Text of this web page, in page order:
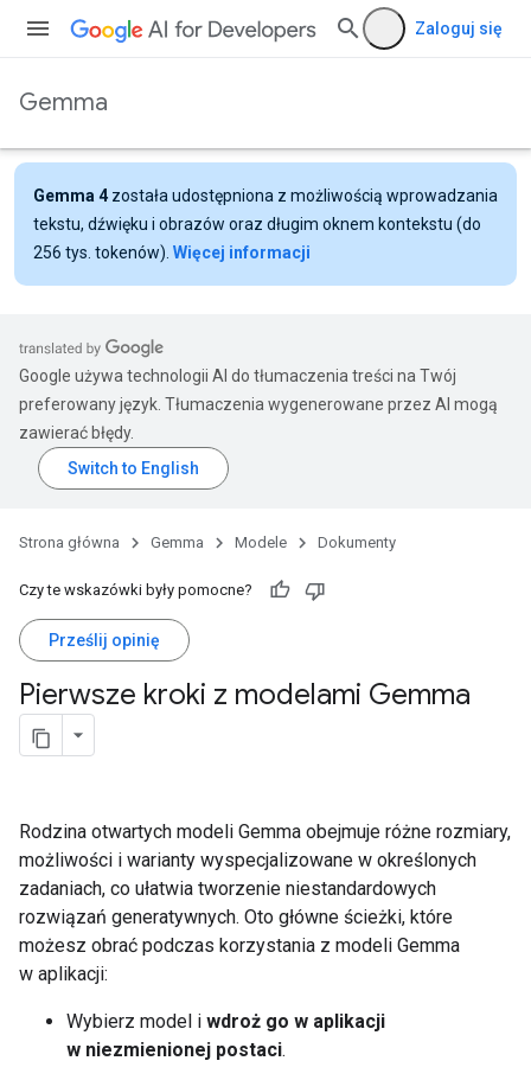
Zaloguj się
Gemma
Gemma 4 została udostępniona z możliwością wprowadzania
tekstu, dźwięku i obrazów oraz długim oknem kontekstu (do
256 tys. tokenów). Więcej informacji
Google używa technologii AI do tłumaczenia treści na Twój
preferowany język. Tłumaczenia wygenerowane przez AI mogą
zawierać błędy.
Strona główna Gemma Modele Dokumenty
Czy te wskazówki były pomocne?
Prześlij opinię
Pierwsze kroki z modelami Gemma
Rodzina otwartych modeli Gemma obejmuje różne rozmiary,
możliwości i warianty wyspecjalizowane w określonych
zadaniach, co ułatwia tworzenie niestandardowych
rozwiązań generatywnych. Oto główne ścieżki, które
możesz obrać podczas korzystania z modeli Gemma
w aplikacji:
Wybierz model i wdroż go w aplikacji
w niezmienionej postaci.